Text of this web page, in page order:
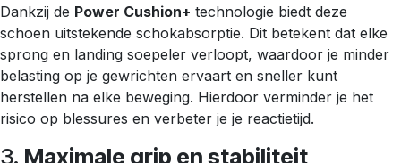
Dankzij de Power Cushion+ technologie biedt deze
schoen uitstekende schokabsorptie. Dit betekent dat elke
sprong en landing soepeler verloopt, waardoor je minder
belasting op je gewrichten ervaart en sneller kunt
herstellen na elke beweging. Hierdoor verminder je het
risico op blessures en verbeter je je reactietijd.
3. Maximale grip en stabiliteit